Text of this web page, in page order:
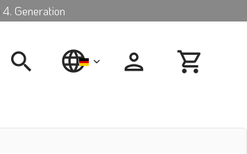
Generation
deutsch